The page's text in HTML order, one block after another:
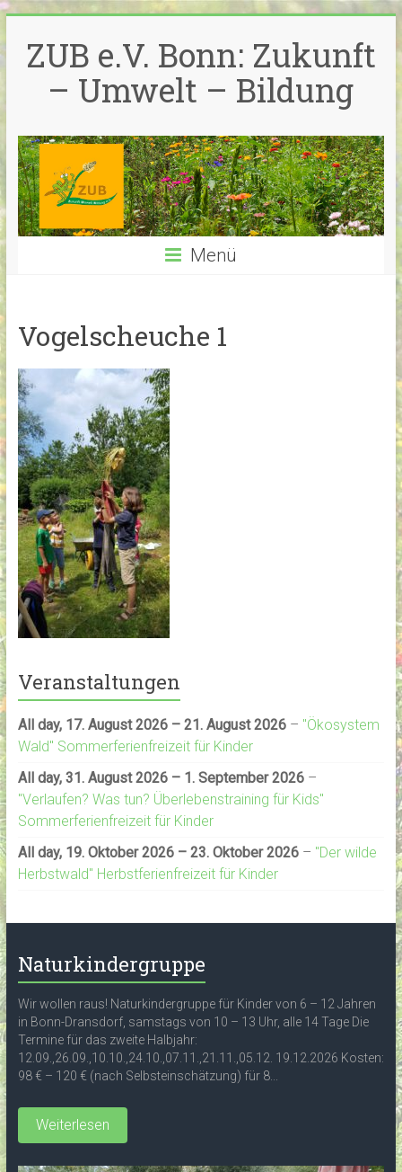
Inhalt
springen
ZUB e.V. Bonn: Zukunft
– Umwelt – Bildung
Menü
Vogelscheuche 1
Veranstaltungen
All day, 17. August 2026 – 21. August 2026– "Ökosystem
Wald" Sommerferienfreizeit für Kinder
All day, 31. August 2026 – 1. September 2026–
"Verlaufen? Was tun? Überlebenstraining für Kids"
Sommerferienfreizeit für Kinder
All day, 19. Oktober 2026 – 23. Oktober 2026– "Der wilde
Herbstwald" Herbstferienfreizeit für Kinder
Naturkindergruppe
Wir wollen raus! Naturkindergruppe für Kinder von 6 – 12 Jahren
in Bonn-Dransdorf, samstags von 10 – 13 Uhr, alle 14 Tage Die
Termine für das zweite Halbjahr:
12.09.,26.09.,10.10.,24.10.,07.11.,21.11.,05.12. 19.12.2026 Kosten:
98 € – 120 € (nach Selbsteinschätzung) für 8...
Weiterlesen